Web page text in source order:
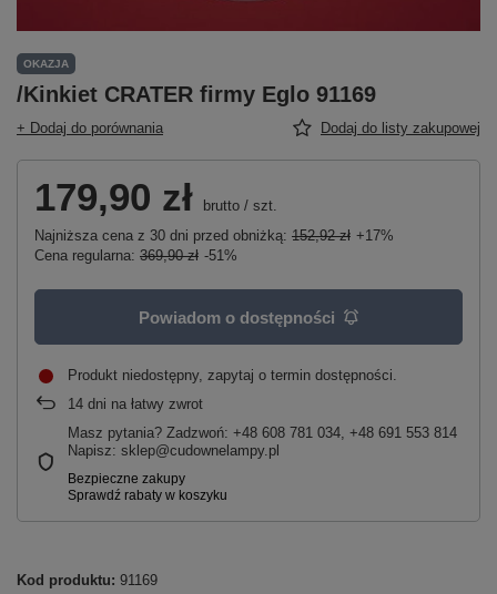
OKAZJA
/Kinkiet CRATER firmy Eglo 91169
+ Dodaj do porównania Dodaj do listy zakupowej
179,90 zł brutto / szt.
Najniższa cena z 30 dni przed obniżką: 152,92 zł +17%
Cena regularna: 369,90 zł -51%
Powiadom o dostępności
Produkt niedostępny, zapytaj o termin dostępności
14 dni na łatwy zwrot
Masz pytania? Zadzwoń: +48 608 781 034, +48 691 553 814
Napisz: sklep@cudownelampy.pl
Kod produktu: 91169